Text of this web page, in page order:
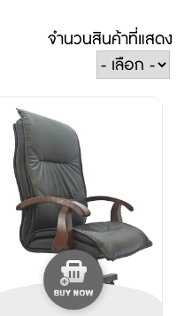
จำนวนสินค้าที่แสดง